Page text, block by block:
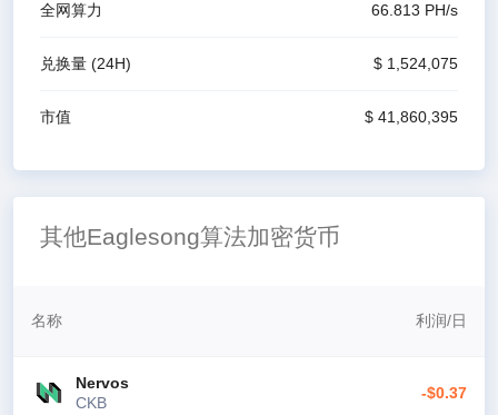
全网算力 66.813 PH/s
兑换量 (24H) $ 1,524,075
市值 $ 41,860,395
其他Eaglesong算法加密货币
名称 利润/日
Nervos
CKB
-$0.37